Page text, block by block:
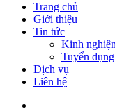
Trang chủ
Giới thiệu
Tin tức
Kinh
Tuyển dụng
Dịch vụ
Liên hệ